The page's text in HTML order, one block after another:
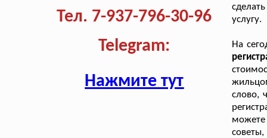
Тел. 7-937-796-30-96
Telegram:
Нажмите тут
услугу.
На
слово,